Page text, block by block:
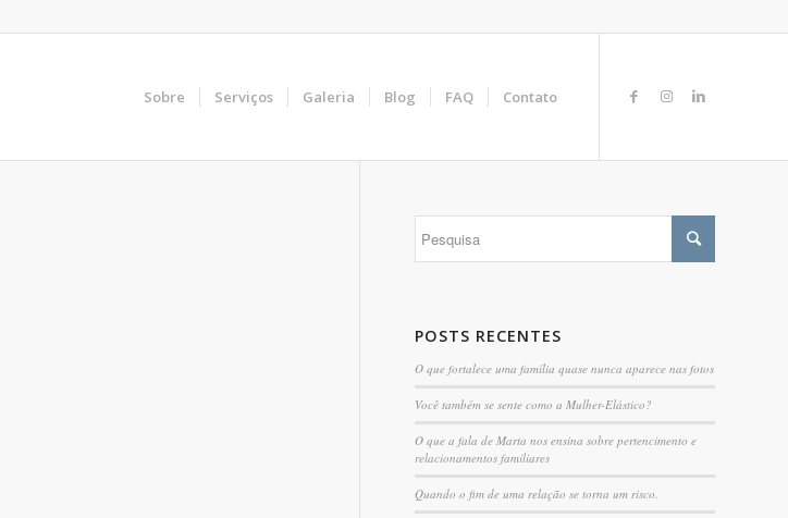
Sobre Serviços Galeria Blog FAQ Contato
POSTS RECENTES
O que fortalece uma família quase nunca aparece nas fotos
Você também se sente como a Mulher-Elástico?
O que a fala de Marta nos ensina sobre pertencimento e
relacionamentos familiares
Quando o fim de uma relação se torna um risco.